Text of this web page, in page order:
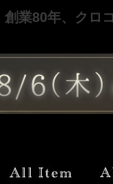
創業80年、クロ